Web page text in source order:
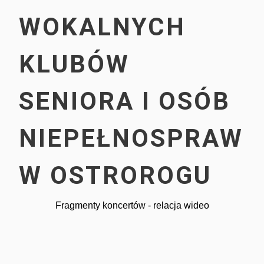
WOKALNYCH
KLUBÓW
SENIORA I OSÓB
W OSTROROGU
Fragmenty koncertów - relacja wideo
Imprezy masowe